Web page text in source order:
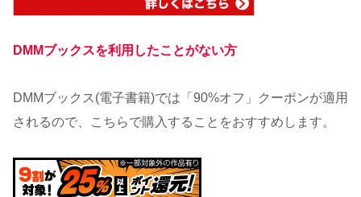
DMMブックスを利用したことがない方
DMMブックス(電子書籍)では「90%オフ」クーポンが適用
されるので、こちらで購入することをおすすめします。